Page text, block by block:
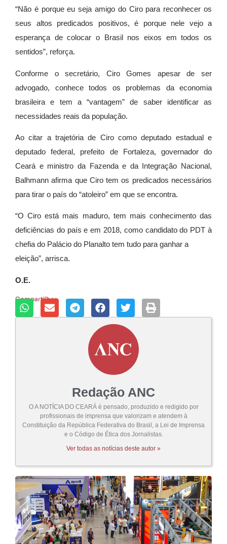
“Não é porque eu seja amigo do Ciro para reconhecer os
seus altos predicados positivos, é porque nele vejo a
esperança de colocar o Brasil nos eixos em todos os
sentidos”, reforça.
Conforme o secretário, Ciro Gomes apesar de ser
advogado, conhece todos os problemas da economia
brasileira e tem a “vantagem” de saber identificar as
necessidades reais da população.
Ao citar a trajetória de Ciro como deputado estadual e
deputado federal, prefeito de Fortaleza, governador do
Ceará e ministro da Fazenda e da Integração Nacional,
Balhmann afirma que Ciro tem os predicados necessários
para tirar o país do “atoleiro” em que se encontra.
“O Ciro está mais maduro, tem mais conhecimento das
deficiências do país e em 2018, como candidato do PDT à
chefia do Palácio do Planalto tem tudo para ganhar a
eleição”, arrisca.
O.E.
Compartilhar:
Redação ANC
O A NOTÍCIA DO CEARÁ é pensado, produzido e redigido por
profissionais de imprensa que valorizam e atendem à
Constituição da República Federativa do Brasil, a Lei de Imprensa
e o Código de Ética dos Jornalistas.
Ver todas as notícias deste autor »